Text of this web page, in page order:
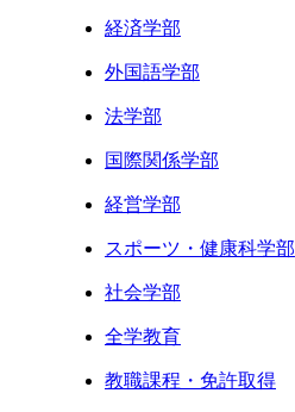
経済学部
外国語学部
法学部
国際関係学部
経営学部
スポーツ・健康科学部
社会学部
全学教育
教職課程・免許取得